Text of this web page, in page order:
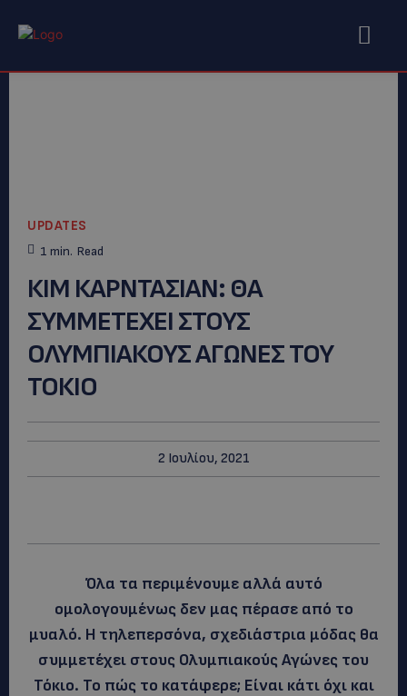
UPDATES
1 min. Read
ΚΙΜ ΚΑΡΝΤΑΣΙΑΝ: ΘΑ
ΣΥΜΜΕΤΕΧΕΙ ΣΤΟΥΣ
ΟΛΥΜΠΙΑΚΟΥΣ ΑΓΩΝΕΣ ΤΟΥ
ΤΟΚΙΟ
2 Ιουλίου, 2021
Όλα τα περιμένουμε αλλά αυτό
ομολογουμένως δεν μας πέρασε από το
μυαλό. Η τηλεπερσόνα, σχεδιάστρια μόδας θα
συμμετέχει στους Ολυμπιακούς Αγώνες του
Τόκιο. Το πώς το κατάφερε; Είναι κάτι όχι και